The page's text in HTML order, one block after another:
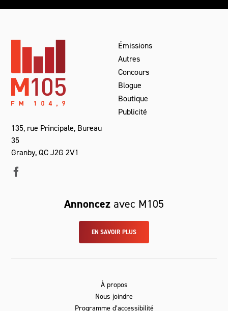
135, rue Principale, Bureau
35
Granby, QC J2G 2V1
Émissions
Autres
Concours
Blogue
Boutique
Publicité
Annoncez avec M105
EN SAVOIR PLUS
À propos
Nous joindre
Programme d’accessibilité